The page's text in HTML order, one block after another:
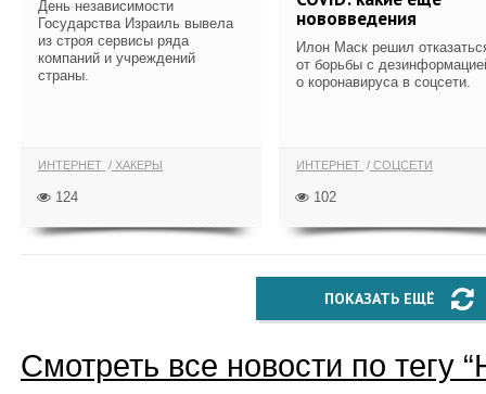
День независимости
Государства Израиль вывела
из строя сервисы ряда
компаний и учреждений
страны.
ИНТЕРНЕТ ХАКЕРЫ
124
нововведения
Илон Маск решил
от борьбы с
о коронавируса в соцсети.
ИНТЕРНЕТ СОЦСЕТИ
102
ПОКАЗАТЬ ЕЩЁ
Смотреть все новости по тегу “